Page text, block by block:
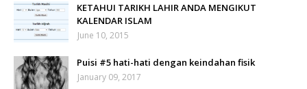
KETAHUI TARIKH LAHIR ANDA MENGIKUT
KALENDAR ISLAM
June 10, 2015
Puisi #5 hati-hati dengan keindahan fisik
January 09, 2017